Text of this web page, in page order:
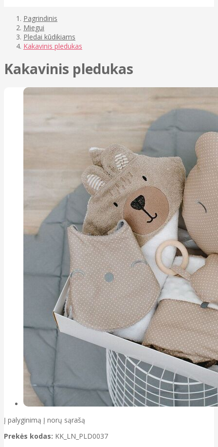
Pagrindinis
Miegui
Pledai kūdikiams
Kakavinis pledukas
Kakavinis pledukas
Į palyginimą Į norų sąrašą
Prekės kodas: KK_LN_PLD0037